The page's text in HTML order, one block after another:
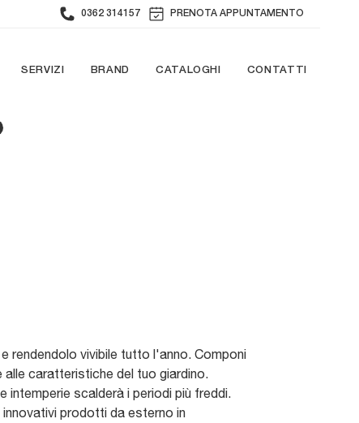
0362 314157 PRENOTA APPUNTAMENTO
SERVIZI BRAND CATALOGHI CONTATTI
rendendolo vivibile tutto l'anno. Componi
caratteristiche del tuo giardino.
scalderà i periodi più freddi.
prodotti da esterno in